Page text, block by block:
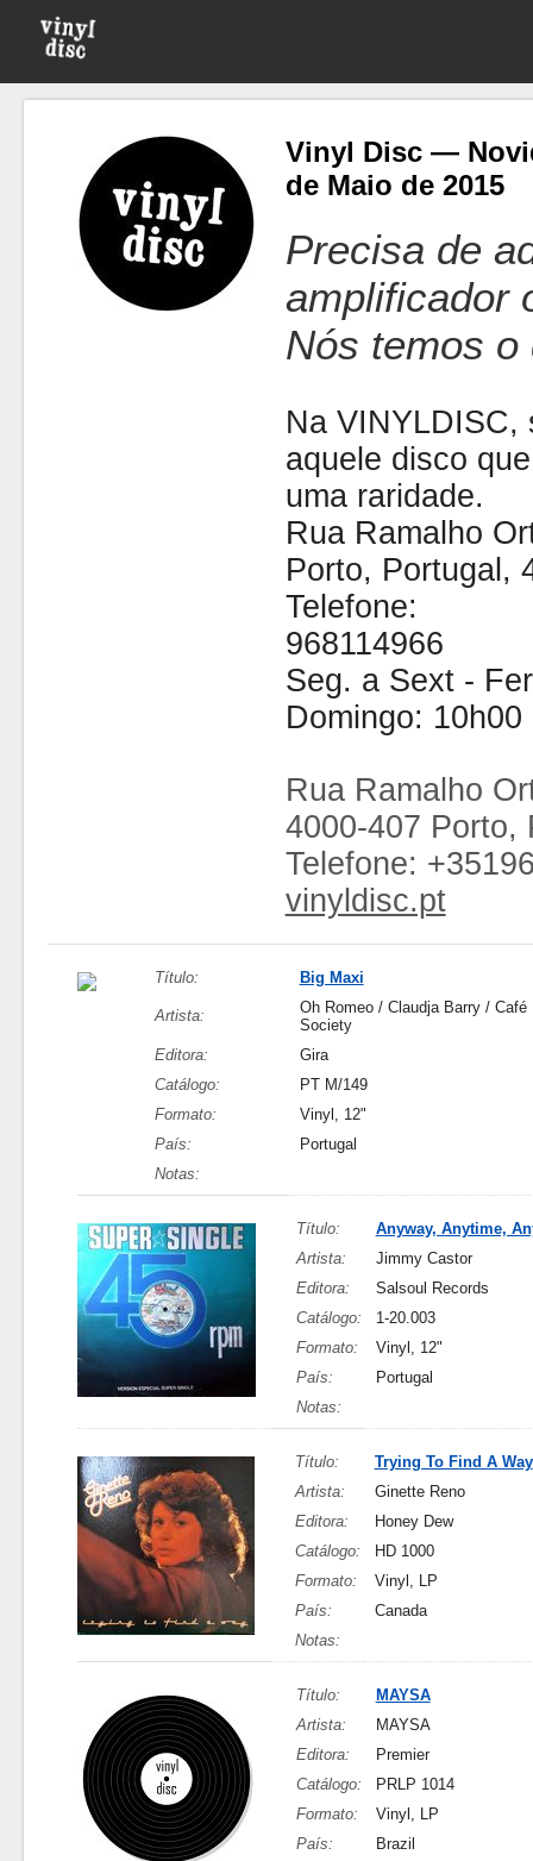
Vinyl Disc —
de Maio de 2015
Precisa de
amplificador
Nós temos o
Na VINYLDISC,
aquele disco
uma raridade.
Rua Ramalho
Porto, Portugal,
Telefone:
968114966
Seg. a Sext -
Domingo: 10h00
Rua Ramalho
4000-407 Porto,
Telefone:
vinyldisc.pt
Título: Big Maxi
Artista:
Oh Romeo / Claudja Barry / Café
Society
Editora:
Gira
Catálogo:
PT M/149
Formato:
Vinyl, 12"
País:
Portugal
Notas:
Título:
Anyway, Anytime,
Artista:
Jimmy Castor
Editora:
Salsoul Records
Catálogo:
1-20.003
Formato:
Vinyl, 12"
País:
Portugal
Notas:
Título:
Trying To Find A Way
Artista:
Ginette Reno
Editora:
Honey Dew
Catálogo:
HD 1000
Formato:
Vinyl, LP
País:
Canada
Notas:
Título:
MAYSA
Artista:
MAYSA
Editora:
Premier
Catálogo:
PRLP 1014
Formato:
Vinyl, LP
País:
Brazil